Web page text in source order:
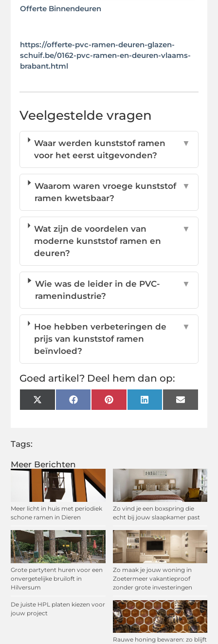
Meer Berichten
Meer licht in huis met periodiek
schone ramen in Dieren
Zo vind je een boxspring die
echt bij jouw slaapkamer past
Grote partytent huren voor een
onvergetelijke bruiloft in
Hilversum
Zo maak je jouw woning in
Zoetermeer vakantieproof
zonder grote investeringen
De juiste HPL platen kiezen voor
jouw project
Rauwe honing bewaren: zo blijft
Offerte Binnendeuren
https://offerte-pvc-ramen-deuren-glazen-
schuif.be/0162-pvc-ramen-en-deuren-vlaams-
brabant.html
Veelgestelde vragen
Waar werden kunststof ramen
voor het eerst uitgevonden?
▼
Waarom waren vroege kunststof
ramen kwetsbaar?
▼
Wat zijn de voordelen van
moderne kunststof ramen en
deuren?
▼
Wie was de leider in de PVC-
ramenindustrie?
▼
Hoe hebben verbeteringen de
prijs van kunststof ramen
beïnvloed?
▼
Goed artikel? Deel hem dan op:
X
(Twitter)
FacebookPinterestLinkedInEmail
Tags: